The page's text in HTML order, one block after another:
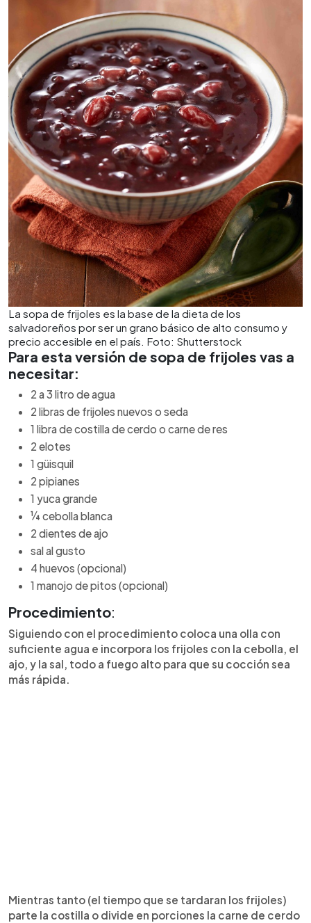
La sopa de frijoles es la base de la dieta de los
salvadoreños por ser un grano básico de alto consumo y
precio accesible en el país. Foto: Shutterstock
Para esta versión de sopa de frijoles vas a
necesitar:
2 a 3 litro de agua
2 libras de frijoles nuevos o seda
1 libra de costilla de cerdo o carne de res
2 elotes
1 güisquil
2 pipianes
1 yuca grande
¼ cebolla blanca
2 dientes de ajo
sal al gusto
4 huevos (opcional)
1 manojo de pitos (opcional)
Procedimiento:
Siguiendo con el procedimiento coloca una olla con
suficiente agua e incorpora los frijoles con la cebolla, el
ajo, y la sal, todo a fuego alto para que su cocción sea
más rápida.
Mientras tanto (el tiempo que se tardaran los frijoles)
parte la costilla o divide en porciones la carne de cerdo